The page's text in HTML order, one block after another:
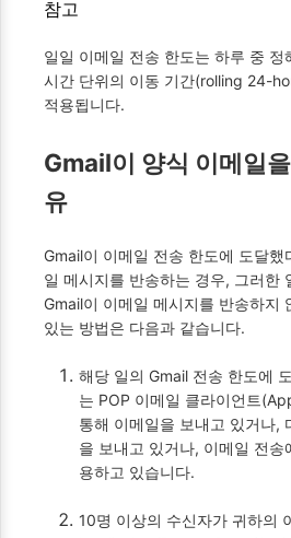
참고
일일 이메일 전송 한도는 하루 중
시간 단위의 이동 기간(rolling 24-
적용됩니다.
Gmail이 양식 이메일
유
Gmail이 이메일 전송 한도에 도달했
일 메시지를 반송하는 경우, 그러한
Gmail이 이메일 메시지를 반송하지
있는 방법은 다음과 같습니다.
해당 일의 Gmail 전송 한도에
는 POP 이메일 클라이언트
통해 이메일을 보내고 있거나,
을 보내고 있거나, 이메일 전
용하고 있습니다.
10명 이상의 수신자가 귀하의